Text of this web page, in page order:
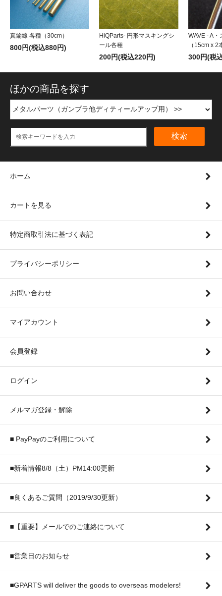
真鍮線 各種（30cm）
800円(税込880円)
HiQParts- 円形マスキングシ
ール各種
200円(税込220円)
WAVE - A
（15cm x 2
300円(税
ほかの商品を探す
検索
ホーム
カートを見る
特定商取引法に基づく表記
プライバシーポリシー
お問い合わせ
マイアカウント
会員登録
ログイン
メルマガ登録・解除
■ PayPayのご利用について
■新着情報8/8（土）PM14:00更新
■良くあるご質問（2019/9/30更新）
■【重要】メールでのご連絡について
■営業日のお知らせ
■GPARTS will deliver the goods to overseas modelers!